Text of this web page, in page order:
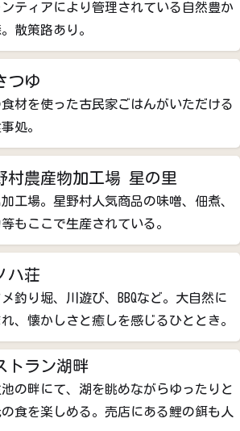
ティアにより管理されている自然豊か
散策路あり。
つゆ
材を使った古民家ごはんがいただける
処。
村農産物加工場 星の里
工場。星野村人気商品の味噌、佃煮、
もここで生産されている。
ハ荘
釣り堀、川遊び、BBQなど。大自然に
れ、懐かしさと癒しを感じるひととき。
トラン湖畔
の畔にて、湖を眺めながらゆったりと
食を楽しめる。売店にある鯉の餌も人